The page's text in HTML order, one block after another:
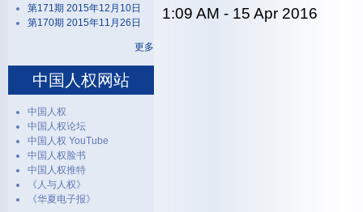
1:09 AM - 15 Apr 2016
第171期 2015年12月10日
第170期 2015年11月26日
更多
中国人权网站
中国人权
中国人权论坛
中国人权 YouTube
中国人权脸书
中国人权推特
《人与人权》
《华夏电子报》